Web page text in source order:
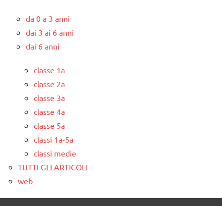
da 0 a 3 anni
dai 3 ai 6 anni
dai 6 anni
classe 1a
classe 2a
classe 3a
classe 4a
classe 5a
classi 1a-5a
classi medie
TUTTI GLI ARTICOLI
web